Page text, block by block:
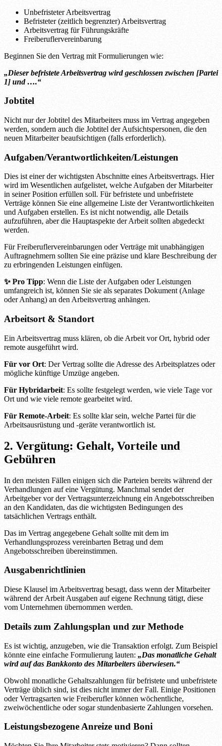
Unbefristeter Arbeitsvertrag
Befristeter (zeitlich begrenzter) Arbeitsvertrag
Arbeitsvertrag für Führungskräfte
Freiberuflervereinbarung
Beginnen Sie den Vertrag mit Formulierungen wie:
„Dieser befristete Arbeitsvertrag wird geschlossen zwischen [Partei
1] und ….“
Jobtitel
Nicht nur der Jobtitel des Mitarbeiters muss im Vertrag angegeben
werden, sondern auch die Jobtitel der Aufsichtspersonen, die den
neuen Mitarbeiter beaufsichtigen (falls erforderlich).
Aufgaben/Verantwortlichkeiten/Leistungen
Dies ist einer der wichtigsten Abschnitte eines Arbeitsvertrags. Hier
wird im Wesentlichen aufgelistet, welche Aufgaben der Mitarbeiter
in seiner Position erfüllen soll. Für befristete und unbefristete
Verträge können Sie eine allgemeine Liste der Verantwortlichkeiten
und Aufgaben erstellen. Es ist nicht notwendig, alle Details
aufzuführen, aber die Hauptaspekte der Arbeit sollten abgedeckt
werden.
Für Freiberuflervereinbarungen oder Verträge mit unabhängigen
Auftragnehmern sollten Sie eine präzise und klare Beschreibung der
zu erbringenden Leistungen einfügen.
✨ Pro Tipp: Wenn die Liste der Aufgaben oder Leistungen
umfangreich ist, können Sie sie als separates Dokument (Anlage
oder Anhang) an den Arbeitsvertrag anhängen.
Arbeitsort & Standort
Ein Arbeitsvertrag muss klären, ob die Arbeit vor Ort, hybrid oder
remote ausgeführt wird.
Für vor Ort: Der Vertrag sollte die Adresse des Arbeitsplatzes oder
mögliche künftige Umzüge angeben.
Für Hybridarbeit: Es sollte festgelegt werden, wie viele Tage vor
Ort und wie viele remote gearbeitet wird.
Für Remote-Arbeit: Es sollte klar sein, welche Partei für die
Arbeitsausrüstung und -geräte verantwortlich ist.
2. Vergütung: Gehalt, Vorteile und
Gebühren
In den meisten Fällen einigen sich die Parteien bereits während der
Verhandlungen auf eine Vergütung. Manchmal sendet der
Arbeitgeber vor der Vertragsunterzeichnung ein Angebotsschreiben
an den Kandidaten, das die wichtigsten Bedingungen des
tatsächlichen Vertrags enthält.
Das im Vertrag angegebene Gehalt sollte mit dem im
Verhandlungsprozess vereinbarten Betrag und dem
Angebotsschreiben übereinstimmen.
Ausgabenrichtlinien
Diese Klausel im Arbeitsvertrag besagt, dass wenn der Mitarbeiter
während der Arbeit Ausgaben auf eigene Rechnung tätigt, diese
vom Unternehmen übernommen werden.
Details zum Zahlungsplan und zur Methode
Es ist wichtig, anzugeben, wie die Transaktion erfolgt. Zum Beispiel
könnte eine einfache Formulierung lauten: „Das monatliche Gehalt
wird auf das Bankkonto des Mitarbeiters überwiesen.“
Obwohl monatliche Gehaltszahlungen für befristete und unbefristete
Verträge üblich sind, ist dies nicht immer der Fall. Einige Positionen
oder Vertragsarten wie Freiberufler können wöchentliche,
zweiwöchentliche oder sogar stundenbasierte Zahlungen vorsehen.
Leistungsbezogene Anreize und Boni